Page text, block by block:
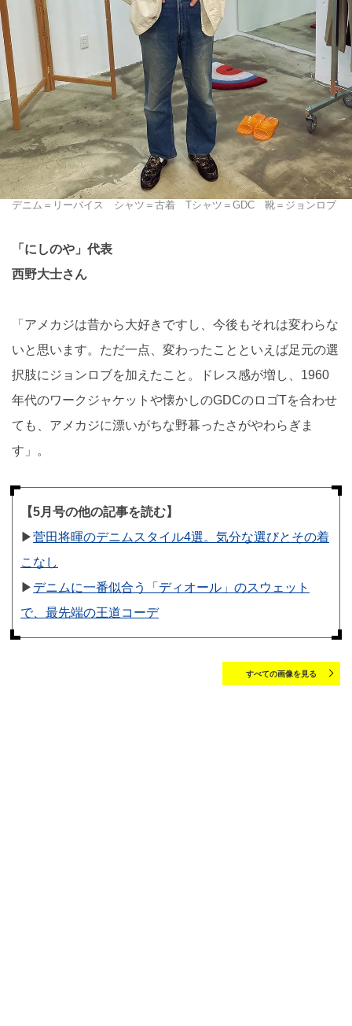
デニム＝リーバイス シャツ＝古着 Tシャツ＝GDC 靴＝ジョンロブ
「にしのや」代表
西野大士さん
「アメカジは昔から大好きですし、今後もそれは変わらな
いと思います。ただ一点、変わったことといえば足元の選
択肢にジョンロブを加えたこと。ドレス感が増し、1960
年代のワークジャケットや懐かしのGDCのロゴTを合わせ
ても、アメカジに漂いがちな野暮ったさがやわらぎま
す」。
【5月号の他の記事を読む】
▶︎菅田将暉のデニムスタイル4選。気分な選びとその着
こなし
▶︎ デニムに一番似合う「ディオール」のスウェット
で、最先端の王道コーデ
すべての画像を見る